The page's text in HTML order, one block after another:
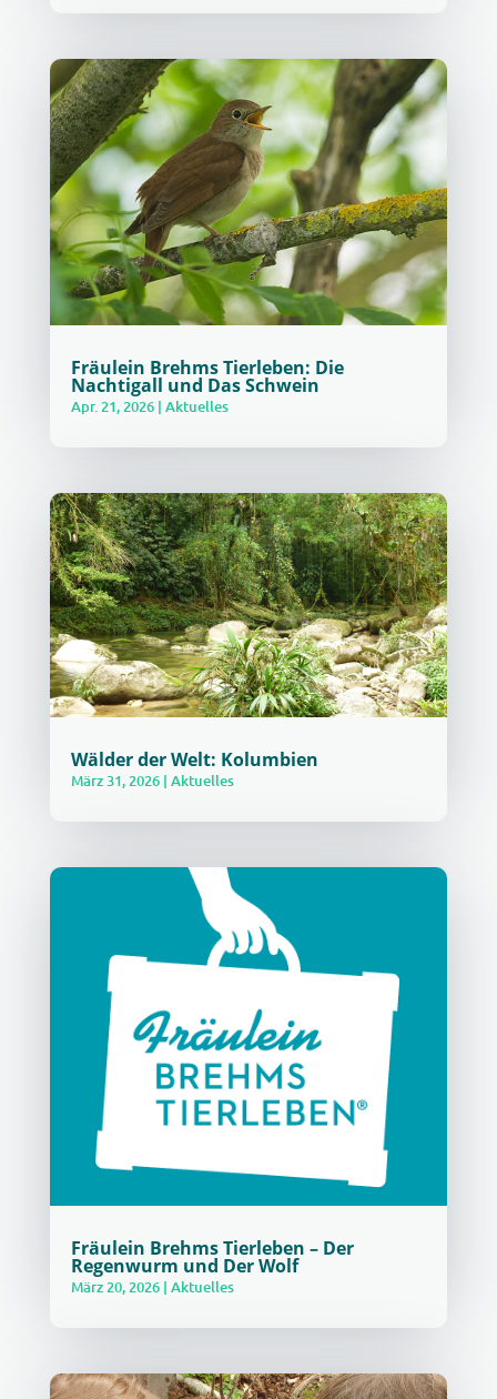
Fräulein Brehms Tierleben: Die
Nachtigall und Das Schwein
Apr. 21, 2026| Aktuelles
Wälder der Welt: Kolumbien
März 31, 2026| Aktuelles
Fräulein Brehms Tierleben – Der
Regenwurm und Der Wolf
März 20, 2026| Aktuelles